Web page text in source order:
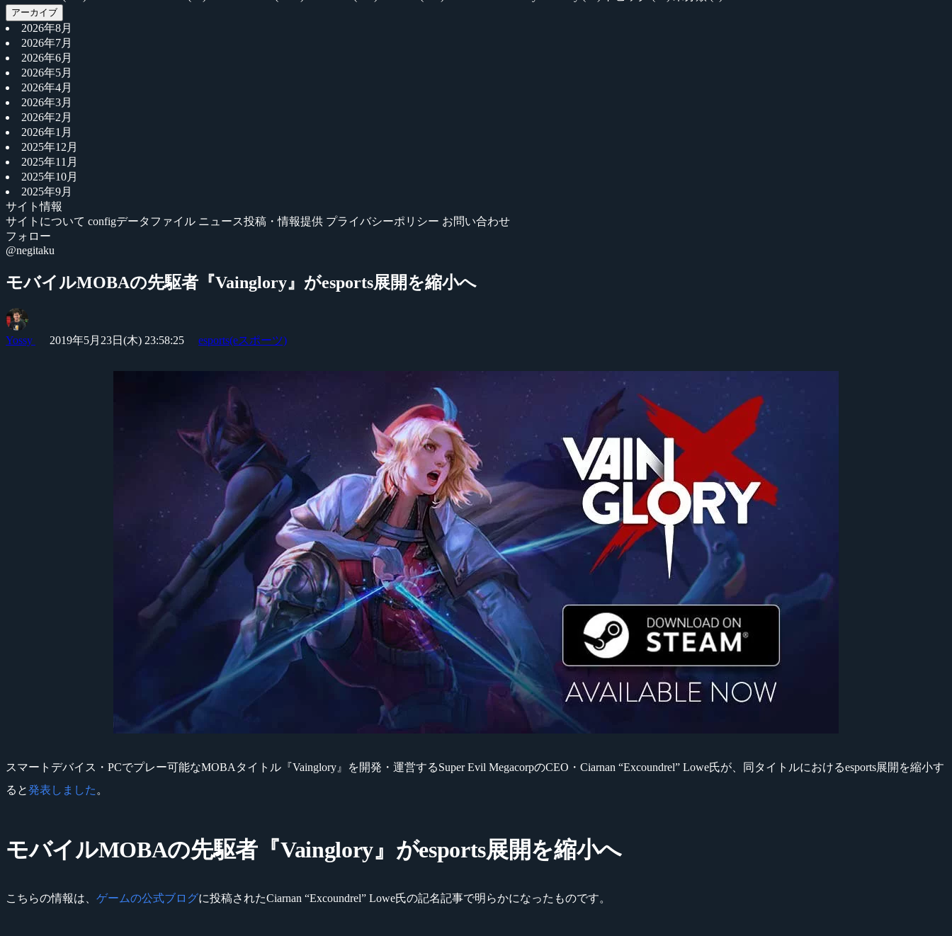
アーカイブ
2026年8月
2026年7月
2026年6月
2026年5月
2026年4月
2026年3月
2026年2月
2026年1月
2025年12月
2025年11月
2025年10月
2025年9月
サイト情報
サイトについて configデータファイル ニュース投稿・情報提供 プライバシーポリシー お問い合わせ
フォロー
@negitaku
モバイルMOBAの先駆者『Vainglory』がesports展開を縮小へ
Yossy 2019年5月23日(木) 23:58:25 esports(eスポーツ)
スマートデバイス・PCでプレー可能なMOBAタイトル『Vainglory』を開発・運営するSuper Evil MegacorpのCEO・Ciarnan “Excoundrel” Lowe氏が、同タイトルにおけるesports展開を縮小す
ると発表しました 。
モバイルMOBAの先駆者『Vainglory』がesports展開を縮小へ
こちらの情報は、 ゲームの公式ブログに投稿されたCiarnan “Excoundrel” Lowe氏の記名記事で明らかになったものです。